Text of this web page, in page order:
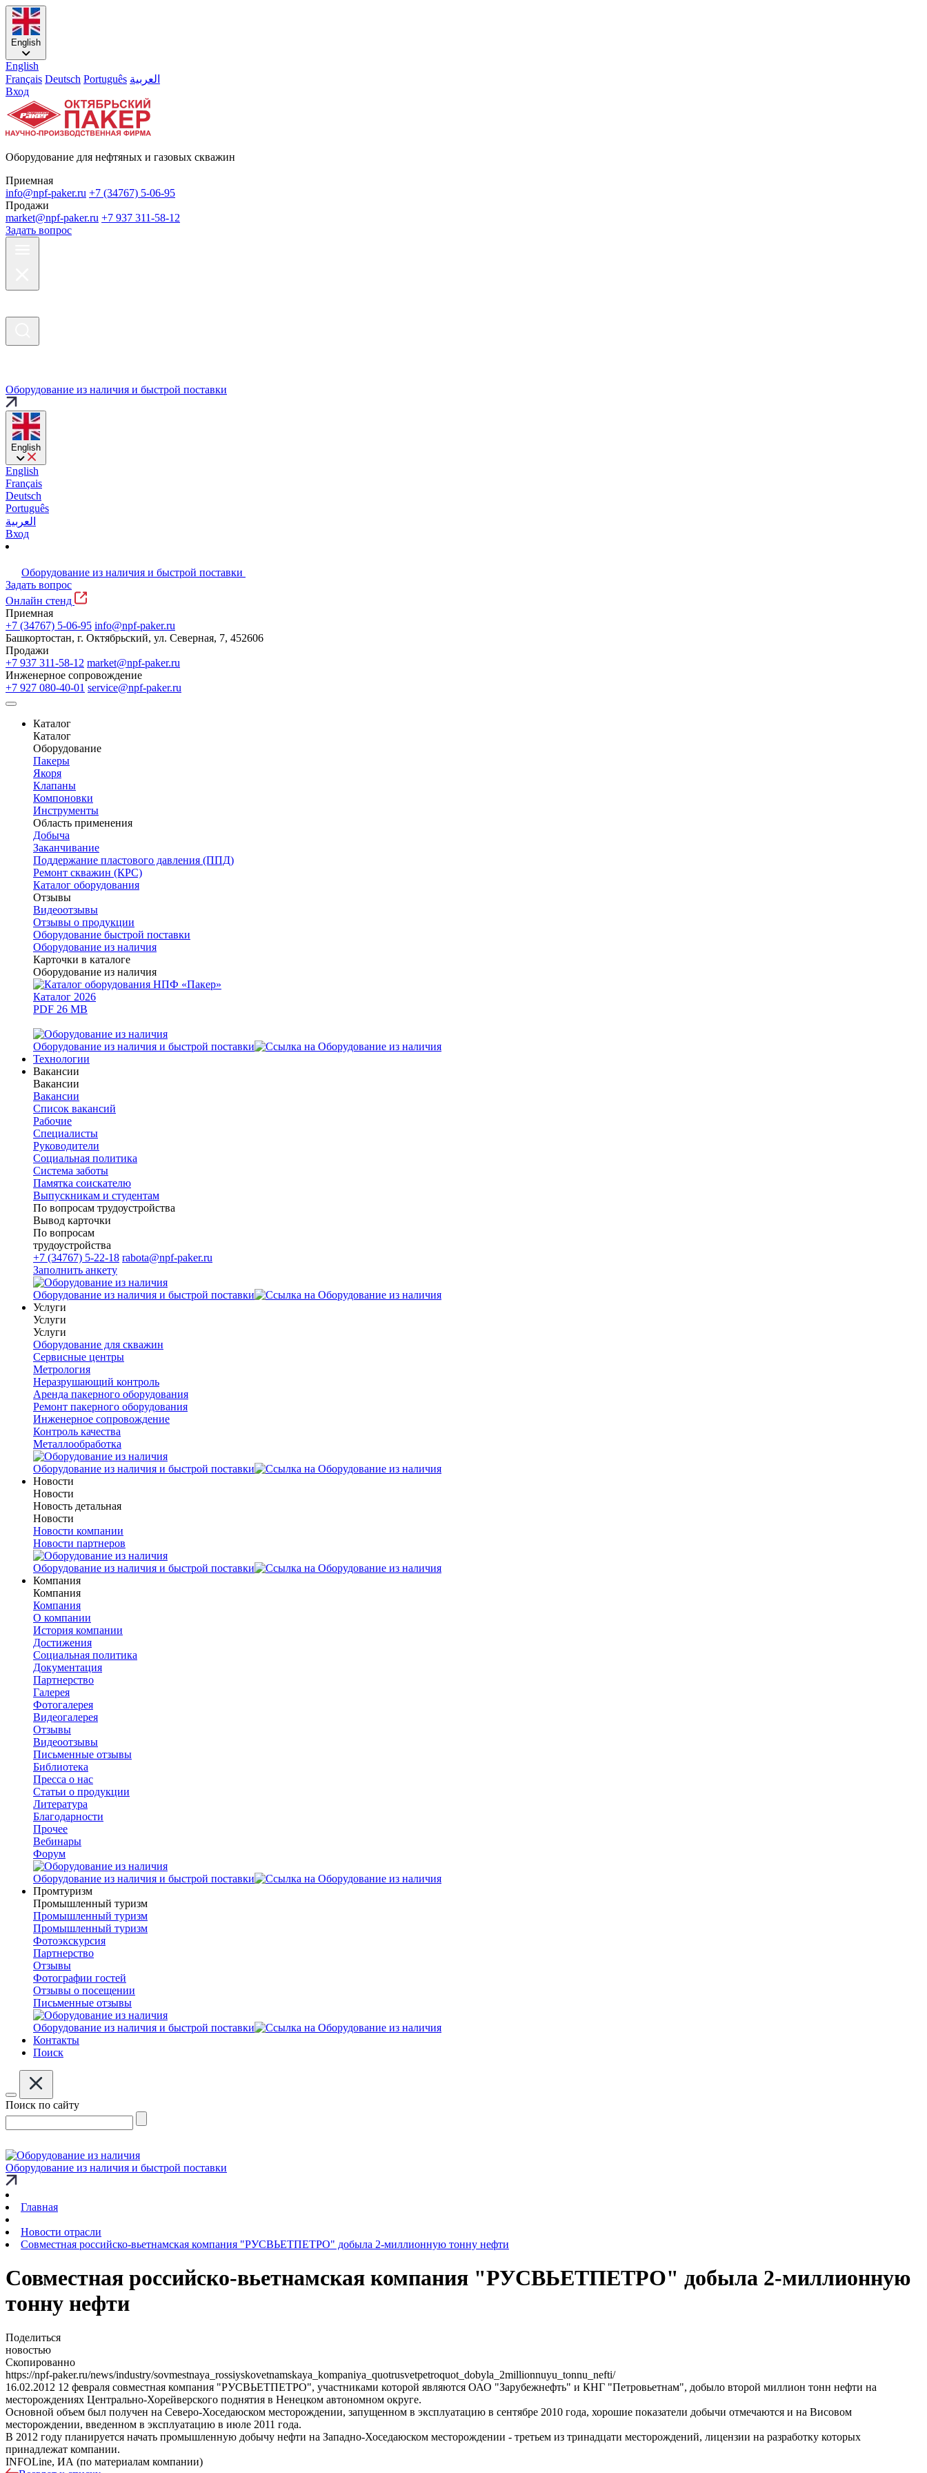
English
English
Français Deutsch Português العربية
Вход
Оборудование для нефтяных и газовых скважин
Приемная
info@npf-paker.ru +7 (34767) 5-06-95
Продажи
market@npf-paker.ru +7 937 311-58-12
Задать вопрос
Оборудование из наличия и быстрой поставки
English
English
Français
Deutsch
Português
العربية
Вход
Оборудование из наличия и быстрой поставки
Задать вопрос
Онлайн стенд
Приемная
+7 (34767) 5-06-95 info@npf-paker.ru
Башкортостан, г. Октябрьский, ул. Северная, 7, 452606
Продажи
+7 937 311-58-12 market@npf-paker.ru
Инженерное сопровождение
+7 927 080-40-01 service@npf-paker.ru
Каталог
Каталог
Оборудование
Пакеры
Якоря
Клапаны
Компоновки
Инструменты
Область применения
Добыча
Заканчивание
Поддержание пластового давления (ППД)
Ремонт скважин (КРС)
Каталог оборудования
Отзывы
Видеоотзывы
Отзывы о продукции
Оборудование быстрой поставки
Оборудование из наличия
Карточки в каталоге
Оборудование из наличия
Каталог 2026
PDF 26 MB
Оборудование из наличия и быстрой поставки
Технологии
Вакансии
Вакансии
Вакансии
Список вакансий
Рабочие
Специалисты
Руководители
Cоциальная политика
Система заботы
Памятка соискателю
Выпускникам и студентам
По вопросам трудоустройства
Вывод карточки
По вопросам
трудоустройства
+7 (34767) 5-22-18 rabota@npf-paker.ru
Заполнить анкету
Оборудование из наличия и быстрой поставки
Услуги
Услуги
Услуги
Оборудование для скважин
Сервисные центры
Метрология
Неразрушающий контроль
Аренда пакерного оборудования
Ремонт пакерного оборудования
Инженерное сопровождение
Контроль качества
Металлообработка
Оборудование из наличия и быстрой поставки
Новости
Новости
Новость детальная
Новости
Новости компании
Новости партнеров
Оборудование из наличия и быстрой поставки
Компания
Компания
Компания
О компании
История компании
Достижения
Социальная политика
Документация
Партнерство
Галерея
Фотогалерея
Видеогалерея
Отзывы
Видеоотзывы
Письменные отзывы
Библиотека
Пресса о нас
Статьи о продукции
Литература
Благодарности
Прочее
Вебинары
Форум
Оборудование из наличия и быстрой поставки
Промтуризм
Промышленный туризм
Промышленный туризм
Промышленный туризм
Фотоэкскурсия
Партнерство
Отзывы
Фотографии гостей
Отзывы о посещении
Письменные отзывы
Оборудование из наличия и быстрой поставки
Контакты
Поиск
Поиск по сайту
Оборудование из наличия и быстрой поставки
Главная
Новости отрасли
Совместная российско-вьетнамская компания "РУСВЬЕТПЕТРО" добыла 2-миллионную тонну нефти
Совместная российско-вьетнамская компания "РУСВЬЕТПЕТРО" добыла 2-миллионную
тонну нефти
Поделиться
новостью
Скопированно
https://npf-paker.ru/news/industry/sovmestnaya_rossiyskovetnamskaya_kompaniya_quotrusvetpetroquot_dobyla_2millionnuyu_tonnu_nefti/
16.02.2012 12 февраля совместная компания "РУСВЬЕТПЕТРО", участниками которой являются ОАО "Зарубежнефть" и КНГ "Петровьетнам", добыло второй миллион тонн нефти на
месторождениях Центрально-Хорейверского поднятия в Ненецком автономном округе.
Основной объем был получен на Северо-Хоседаюском месторождении, запущенном в эксплуатацию в сентябре 2010 года, хорошие показатели добычи отмечаются и на Висовом
месторождении, введенном в эксплуатацию в июле 2011 года.
В 2012 году планируется начать промышленную добычу нефти на Западно-Хоседаюском месторождении - третьем из тринадцати месторождений, лицензии на разработку которых
принадлежат компании.
INFOLine, ИА (по материалам компании)